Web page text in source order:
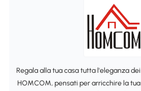
Regala alla tua casa tutta l'eleganza
HOMCOM, pensati per arricchire la